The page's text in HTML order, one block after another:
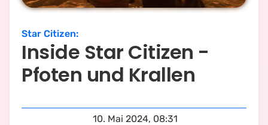
Star Citizen:
Inside Star Citizen -
Pfoten und Krallen
10. Mai 2024, 08:31